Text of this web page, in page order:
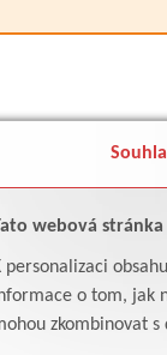
webová
personalizaci
o tom, jak
zkombinovat